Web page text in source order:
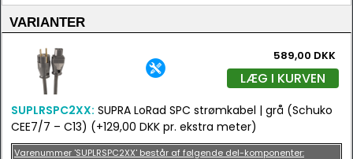
VARIANTER
589,00 DKK
LÆG I KURVEN
SUPLRSPC2XX: SUPRA LoRad SPC strømkabel | grå (Schuko
CEE7/7 – C13) (+129,00 DKK pr. ekstra meter)
Varenummer 'SUPLRSPC2XX' består af følgende del-komponenter: